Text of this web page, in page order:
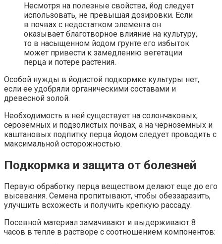
Несмотря на полезные свойства, йод следует
использовать, не превышая дозировки. Если
в почвах с недостатком элемента он
оказывает благотворное влияние на культуру,
то в насыщенном йодом грунте его избыток
может привести к замедлению вегетации
перца и потере растения.
Особой нужды в йодистой подкормке культуры нет,
если ее удобряли органическими составами и
древесной золой.
Необходимость в ней существует на солончаковых,
сероземных и подзолистых почвах, а на черноземных и
каштановых подпитку перца йодом следует проводить с
максимальной осторожностью.
Подкормка и защита от болезней
Первую обработку перца веществом делают еще до его
высевания. Семена пропитывают, чтобы обеззаразить,
улучшить всхожесть и получить крепкую рассаду.
Посевной материал замачивают и выдерживают 8
часов в тепле в растворе с соотношением компонентов: